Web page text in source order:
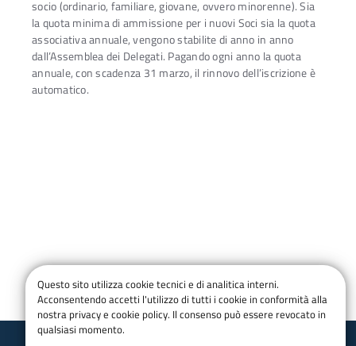
socio (ordinario, familiare, giovane, ovvero minorenne). Sia
la quota minima di ammissione per i nuovi Soci sia la quota
associativa annuale, vengono stabilite di anno in anno
dall’Assemblea dei Delegati. Pagando ogni anno la quota
annuale, con scadenza 31 marzo, il rinnovo dell’iscrizione è
automatico.
Modulistica Iscrizioni aggiornata su
CAI.it
Vai al sito
Questo sito utilizza cookie tecnici e di analitica interni.
Acconsentendo accetti l'utilizzo di tutti i cookie in conformità alla
nostra privacy e cookie policy. Il consenso può essere revocato in
qualsiasi momento.